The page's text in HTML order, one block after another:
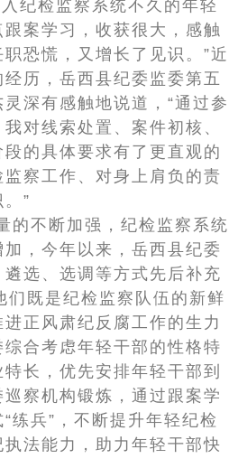
纪检监察系统不久的年轻
案学习，收获很大，感触
恐慌，又增长了见识。”近
历，岳西县纪委监委第五
深有感触地说道，“通过参
对线索处置、案件初核、
的具体要求有了更直观的
察工作、对身上肩负的责
”
的不断加强，纪检监察系统
，今年以来，岳西县纪委
选、选调等方式先后补充
们既是纪检监察队伍的新鲜
正风肃纪反腐工作的生力
合考虑年轻干部的性格特
长，优先安排年轻干部到
察机构锻炼，通过跟案学
练兵”，不断提升年轻纪检
法能力，助力年轻干部快